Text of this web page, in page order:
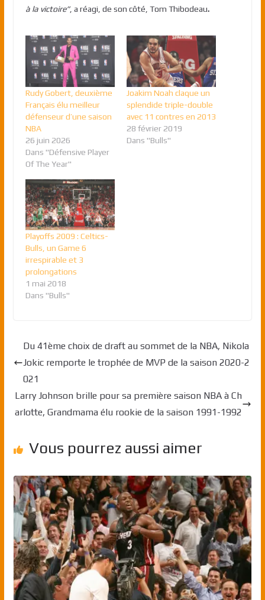
à la victoire”, a réagi, de son côté, Tom Thibodeau.
Rudy Gobert, deuxième
Français élu meilleur
défenseur d’une saison
NBA
26 juin 2026
Dans "Défensive Player
Of The Year"
Joakim Noah claque un
splendide triple-double
avec 11 contres en 2013
28 février 2019
Dans "Bulls"
Playoffs 2009 : Celtics-
Bulls, un Game 6
irrespirable et 3
prolongations
1 mai 2018
Dans "Bulls"
Du 41ème choix de draft au sommet de la NBA, Nikola
Jokic remporte le trophée de MVP de la saison 2020-2
021
Larry Johnson brille pour sa première saison NBA à Ch
arlotte, Grandmama élu rookie de la saison 1991-1992
Vous pourrez aussi aimer